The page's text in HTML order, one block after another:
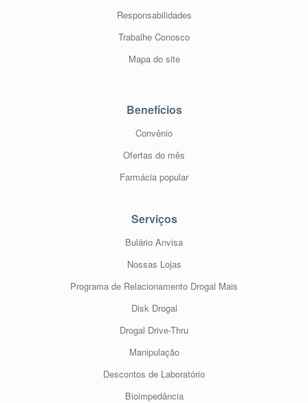
Responsabilidades
Trabalhe Conosco
Mapa do site
Benefícios
Convênio
Ofertas do mês
Farmácia popular
Serviços
Bulário Anvisa
Nossas Lojas
Programa de Relacionamento Drogal Mais
Disk Drogal
Drogal Drive-Thru
Manipulação
Descontos de Laboratório
Bioimpedância